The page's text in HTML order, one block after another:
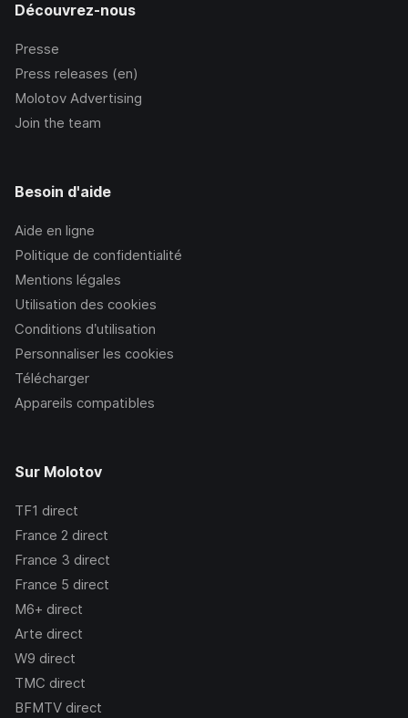
Découvrez-nous
Presse
Press releases (en)
Molotov Advertising
Join the team
Besoin d'aide
Aide en ligne
Politique de confidentialité
Mentions légales
Utilisation des cookies
Conditions d’utilisation
Personnaliser les cookies
Télécharger
Appareils compatibles
Sur Molotov
TF1 direct
France 2 direct
France 3 direct
France 5 direct
M6+ direct
Arte direct
W9 direct
TMC direct
BFMTV direct